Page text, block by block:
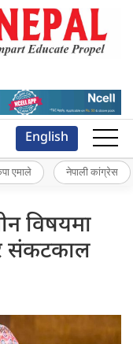
English
एमाले नेपाली कांग्रेस
विषयमा